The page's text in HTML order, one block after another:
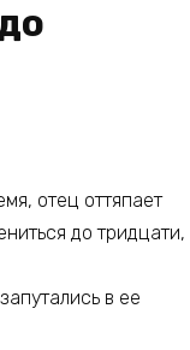
отец оттяпает
до тридцати,
в ее